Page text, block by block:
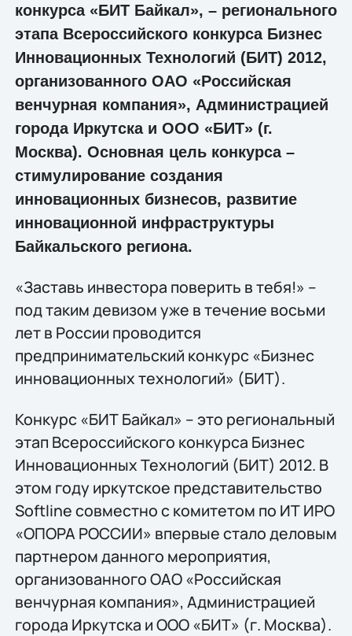
конкурса «БИТ Байкал», – регионального
этапа Всероссийского конкурса Бизнес
Инновационных Технологий (БИТ) 2012,
организованного ОАО «Российская
венчурная компания», Администрацией
города Иркутска и ООО «БИТ» (г.
Москва). Основная цель конкурса –
стимулирование создания
инновационных бизнесов, развитие
инновационной инфраструктуры
Байкальского региона.
«Заставь инвестора поверить в тебя!» –
под таким девизом уже в течение восьми
лет в России проводится
предпринимательский конкурс «Бизнес
инновационных технологий» (БИТ).
Конкурс «БИТ Байкал» – это региональный
этап Всероссийского конкурса Бизнес
Инновационных Технологий (БИТ) 2012. В
этом году иркутское представительство
Softline совместно с комитетом по ИТ ИРО
«ОПОРА РОССИИ» впервые стало деловым
партнером данного мероприятия,
организованного ОАО «Российская
венчурная компания», Администрацией
города Иркутска и ООО «БИТ» (г. Москва).